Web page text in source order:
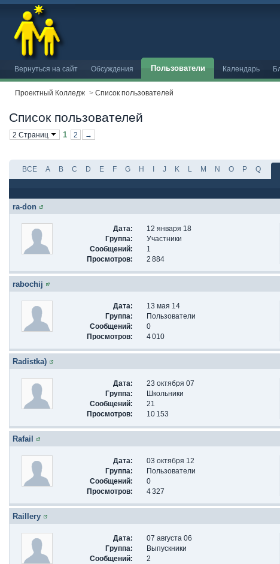
Вернуться на сайт Обсуждения Пользователи Календарь
Проектный Колледж > Список пользователей
Список пользователей
2 Страниц 1 2 →
ВСЕ A B C D E F G H I J K L M N O P Q
ra-don
Дата:
12 января 18
Группа:
Участники
Сообщений:
1
Просмотров:
2 884
rabochij
Дата:
13 мая 14
Группа:
Пользователи
Сообщений:
0
Просмотров:
4 010
Radistka)
Дата:
23 октября 07
Группа:
Школьники
Сообщений:
21
Просмотров:
10 153
Rafail
Дата:
03 октября 12
Группа:
Пользователи
Сообщений:
0
Просмотров:
4 327
Raillery
Дата:
07 августа 06
Группа:
Выпускники
Сообщений:
2